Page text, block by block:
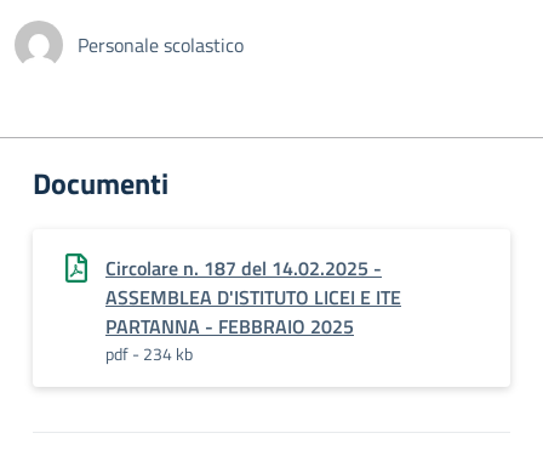
Personale scolastico
Documenti
Circolare n. 187 del 14.02.2025 -
ASSEMBLEA D'ISTITUTO LICEI E ITE
PARTANNA - FEBBRAIO 2025
pdf - 234 kb